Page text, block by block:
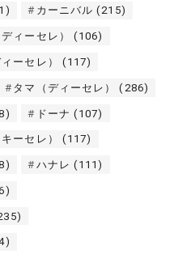
カーニバル (215)
ィーセレ） (106)
ーセレ） (117)
タマ（ディーセレ） (286)
ドーナ (107)
ーセレ） (117)
ハナレ (111)